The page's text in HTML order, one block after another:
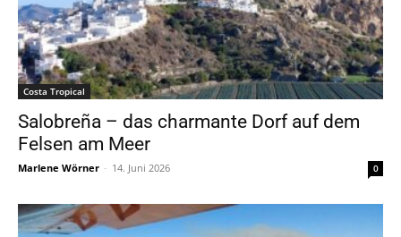
Costa Tropical
Salobreña – das charmante Dorf auf dem
Felsen am Meer
Marlene Wörner - 14. Juni 2026 0